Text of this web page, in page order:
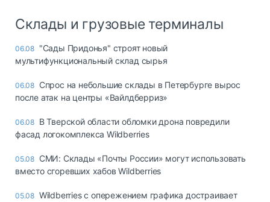
Склады и грузовые терминалы
06.08 "Сады Придонья" строят новый
мультифункциональный склад сырья
06.08 Спрос на небольшие склады в Петербурге вырос
после атак на центры «Вайлдберриз»
06.08 В Тверской области обломки дрона повредили
фасад логокомплекса Wildberries
05.08 СМИ: Склады «Почты России» могут использовать
вместо сгоревших хабов Wildberries
05.08 Wildberries с опережением графика достраивает